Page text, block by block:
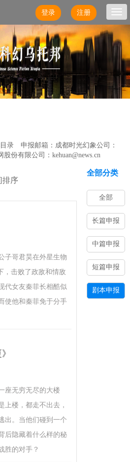
注册
登录
录 申报邮箱：成都时光幻象公司：
股份有限公司： kehuan@news.cn
排序
子哥君昊在外星生物
，击败了政敌和情敌
代女友秦菲长相酷似
使他和秦菲免于分手
座无穷无尽的大楼
上楼，都走不出去，
出。当他们碰到一个
后隐藏着什么样的秘
胜的对手？
全部分类
全部
长篇申报
中篇申报
短篇申报
剧本申报